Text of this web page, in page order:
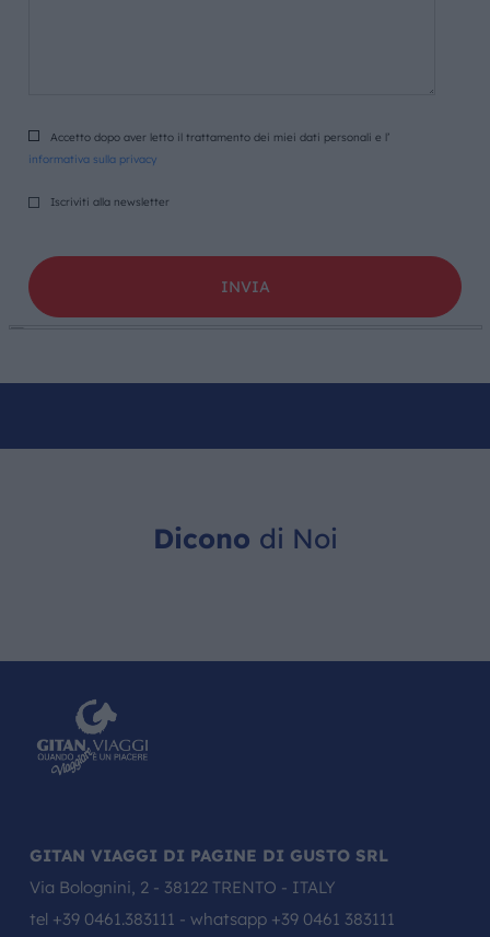
Accetto dopo aver letto il trattamento dei miei dati personali e l’
informativa sulla privacy
Iscriviti alla newsletter
Dicono di Noi
GITAN VIAGGI DI PAGINE DI GUSTO SRL
Via Bolognini, 2 - 38122 TRENTO - ITALY
tel +39 0461.383111 - whatsapp +39 0461 383111